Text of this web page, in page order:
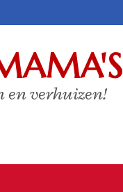
en verhuizen!